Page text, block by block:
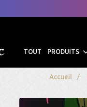
TOUT PRODUITS
Accueil